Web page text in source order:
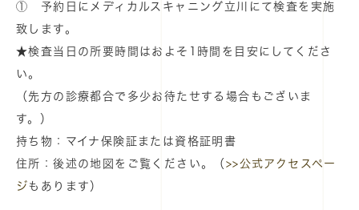
① 予約日 に メディカルスキャニング立川
にて検査を実施
致します。
★検査当日の所要時間はおよそ1時間を目安にしてくださ
い。
（先方の診療都合で多少お待たせする場合もございま
す。）
持ち物：マイナ保険証または資格証明書
住所：後述の地図をご覧ください。（ >>公式アクセスペー
ジ もあります）